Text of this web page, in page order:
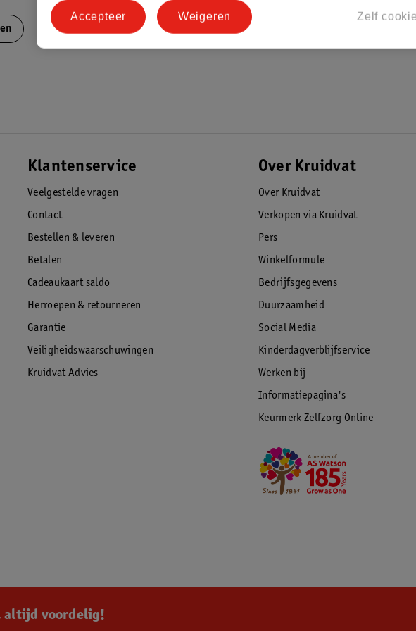
juiste maat om te voorkomen dat de baby in de slaapzak
Let op bij het verwijderen van de mouwen; zorg dat dit
nooit zonder toezicht slapen.
Klantenservice
Veelgestelde vragen
Contact
Bestellen & leveren
Betalen
Cadeaukaart saldo
Herroepen & retourneren
Garantie
Veiligheidswaarschuwingen
Kruidvat Advies
Over Kruidvat
Over Kruidvat
Verkopen via Kruidvat
Pers
Winkelformule
Bedrijfsgegevens
Duurzaamheid
Social Media
Kinderdagverblijfservice
Werken bij
Informatiepagina's
Keurmerk Zelfzorg Online
altijd voordelig!
Zelf
Weigeren
Accepteer